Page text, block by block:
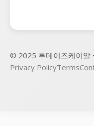
© 2025 투데이즈케이알
Privacy PolicyTerms